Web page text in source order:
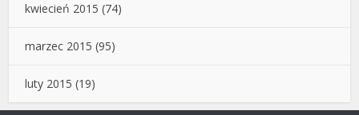
kwiecień 2015 (74)
marzec 2015 (95)
luty 2015 (19)